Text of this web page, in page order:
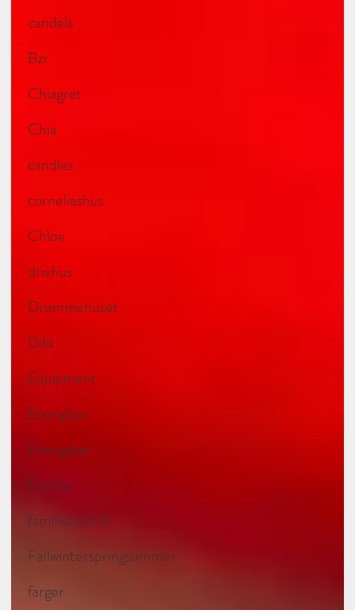
candels
Bzr
Chiagrøt
Chia
candles
corneliashus
Chloe
drivhus
Drømmehuset
Dikt
Equipment
Energibar
Energybar
Familie
familiebedrift
Fallwinterspringsummer
farger